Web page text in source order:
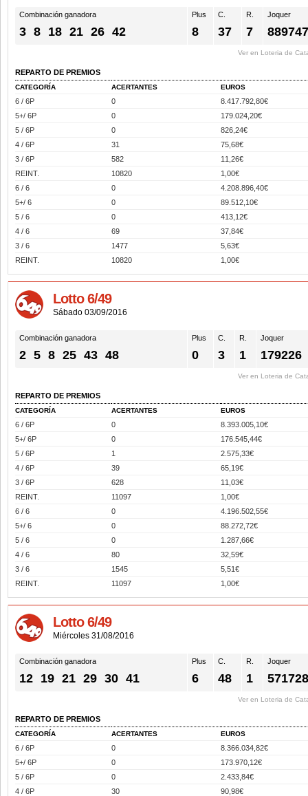
Combinación ganadora
3 8 18 21 26 42
Plus
8
C.
37
R.
7
Joquer
Ver en Loteria de
REPARTO DE PREMIOS
CATEGORÍA ACERTANTES EUROS
6 / 6P 0
8.417.792,80€
5+/ 6P
0
179.024,20€
5 / 6P
0
826,24€
4 / 6P
31
75,68€
3 / 6P
582
11,26€
REINT.
10820
1,00€
6 / 6
0
4.208.896,40€
5+/ 6
0
89.512,10€
5 / 6
0
413,12€
4 / 6
69
37,84€
3 / 6
1477
5,63€
REINT.
10820 1,00€
Lotto 6/49
Sábado 03/09/2016
Combinación ganadora
2 5 8 25 43 48
Plus
0
C.
3
R.
1
Joquer
179226
Ver en Loteria de
REPARTO DE PREMIOS
CATEGORÍA ACERTANTES EUROS
6 / 6P 0
8.393.005,10€
5+/ 6P
0
176.545,44€
5 / 6P
1
2.575,33€
4 / 6P
39
65,19€
3 / 6P
628
11,03€
REINT.
11097
1,00€
6 / 6
0
4.196.502,55€
5+/ 6
0
88.272,72€
5 / 6
0
1.287,66€
4 / 6
80
32,59€
3 / 6
1545
5,51€
REINT.
11097 1,00€
Lotto 6/49
Miércoles 31/08/2016
Combinación ganadora
12 19 21 29 30 41
Plus
6
C.
48
R.
1
Joquer
Ver en Loteria de
REPARTO DE PREMIOS
CATEGORÍA ACERTANTES EUROS
6 / 6P 0
8.366.034,82€
5+/ 6P
0
173.970,12€
5 / 6P
0
2.433,84€
4 / 6P
30
90,98€